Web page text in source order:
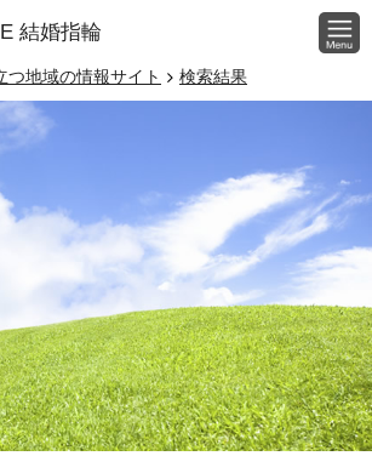
結婚指輪
つ地域の情報サイト 検索結果